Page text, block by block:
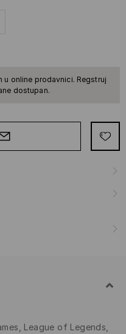
online prodavnici. Regstruj
dostupan.
League of Legends,